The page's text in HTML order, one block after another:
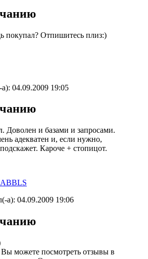
покупал? Отпишитесь плиз:)
а): 04.09.2009 19:05
Доволен и базами и запросами.
адекватен и, если нужно,
Кароче + стопицот.
а): 04.09.2009 19:06
можете посмотреть отзывы в